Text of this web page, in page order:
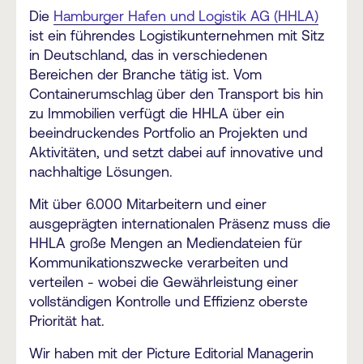
Die Hamburger Hafen und Logistik AG (HHLA)
ist ein führendes Logistikunternehmen mit Sitz
in Deutschland, das in verschiedenen
Bereichen der Branche tätig ist. Vom
Containerumschlag über den Transport bis hin
zu Immobilien verfügt die HHLA über ein
beeindruckendes Portfolio an Projekten und
Aktivitäten, und setzt dabei auf innovative und
nachhaltige Lösungen.
Mit über 6.000 Mitarbeitern und einer
ausgeprägten internationalen Präsenz muss die
HHLA große Mengen an Mediendateien für
Kommunikationszwecke verarbeiten und
verteilen - wobei die Gewährleistung einer
vollständigen Kontrolle und Effizienz oberste
Priorität hat.
Wir haben mit der Picture Editorial Managerin